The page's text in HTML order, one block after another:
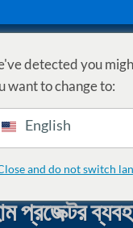
খুঁজুন গাইড সাপোর্ট
প্রজেক্টর
detected you
want to change to:
English
and do not switch